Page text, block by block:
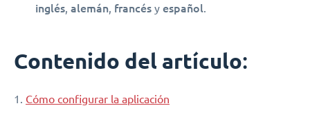
inglés, alemán, francés y español.
Contenido del artículo:
1. Cómo configurar la aplicación